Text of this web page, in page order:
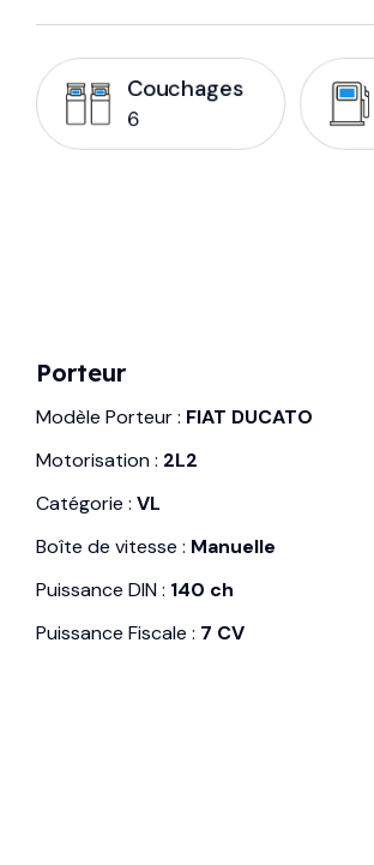
Couchages
6
Porteur
Modèle Porteur : FIAT DUCATO
Motorisation : 2L2
Catégorie : VL
Boîte de vitesse : Manuelle
Puissance DIN : 140 ch
Puissance Fiscale : 7 CV